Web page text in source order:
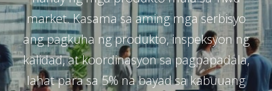
market. Kasama sa aming mga serbisyo
ang pagkuha ng produkto, inspeksyon ng
kalidad, at koordinasyon sa pagpapadala,
lahat para sa 5% na bayad sa kabuuang